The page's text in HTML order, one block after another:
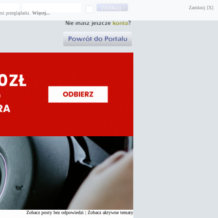
Zamknij [X]
przeglądarki. Więcej...
Zobacz posty bez odpowiedzi | Zobacz aktywne tematy